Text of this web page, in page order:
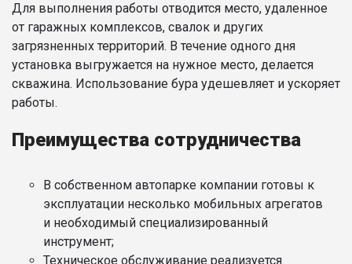
Для выполнения работы отводится место, удаленное
от гаражных комплексов, свалок и других
загрязненных территорий. В течение одного дня
установка выгружается на нужное место, делается
скважина. Использование бура удешевляет и ускоряет
работы.
Преимущества сотрудничества
В собственном автопарке компании готовы к
эксплуатации несколько мобильных агрегатов
и необходимый специализированный
инструмент;
Техническое обслуживание реализуется